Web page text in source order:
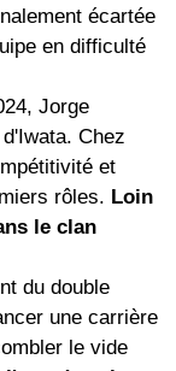
écartée
en difficulté
Jorge
Chez
et
rôles. Loin
le clan
du double
une carrière
le vide